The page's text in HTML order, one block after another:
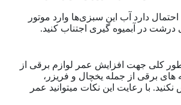
دارد آب این سبزی‌ها وارد موتور
در آبمیوه گیری اجتناب کنید.
کلی جهت افزایش عمر لوازم برقی از
های برقی از جمله یخچال و فریزر،
با رعایت این نکات میتوانید عمر